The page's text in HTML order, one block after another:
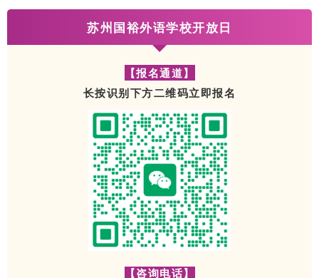
苏州国裕外语学校开放日
【报名通道】
长按识别下方二维码立即报名
【咨询电话】